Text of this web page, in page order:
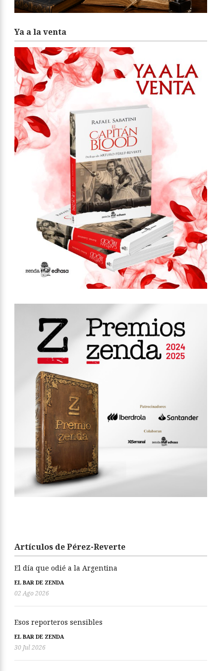
Ya a la venta
Artículos de Pérez-Reverte
El día que odié a la Argentina
EL BAR DE ZENDA
02 Ago 2026
Esos reporteros sensibles
EL BAR DE ZENDA
30 Jul 2026